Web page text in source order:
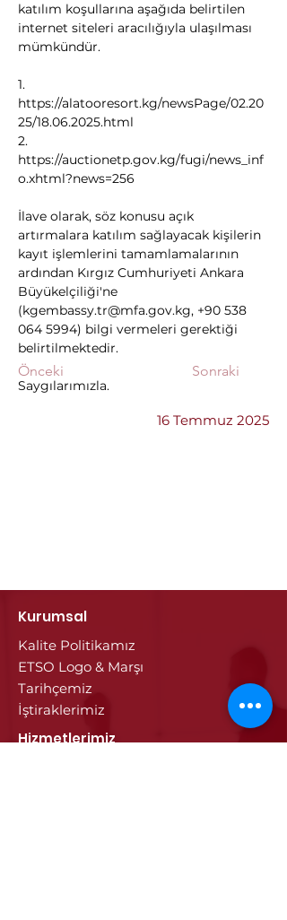
Önceki Sonraki
katılım koşullarına aşağıda belirtilen
internet siteleri aracılığıyla ulaşılması
mümkündür.
1.
https://alatooresort.kg/newsPage/02.20
25/18.06.2025.html
2.
https://auctionetp.gov.kg/fugi/news_inf
o.xhtml?news=256
İlave olarak, söz konusu açık
artırmalara katılım sağlayacak kişilerin
kayıt işlemlerini tamamlamalarının
ardından Kırgız Cumhuriyeti Ankara
Büyükelçiliği'ne
(kgembassy.tr@mfa.gov.kg, +90 538
064 5994) bilgi vermeleri gerektiği
belirtilmektedir.
Saygılarımızla.
16 Temmuz 2025
Kurumsal
Kalite Politikamız
ETSO Logo & Marşı
Tarihçemiz
İştiraklerimiz
Hizmetlerimiz